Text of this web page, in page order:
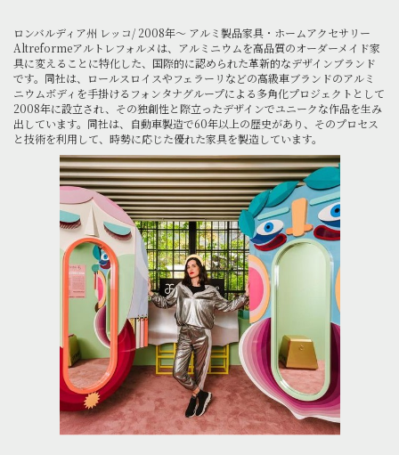
ロンバルディア州 レッコ/ 2008年～ アルミ製品家具・ホームアクセサリー
Altreformeアルトレフォルメは、アルミニウムを高品質のオーダーメイド家
具に変えることに特化した、国際的に認められた革新的なデザインブランド
です。同社は、ロールスロイスやフェラーリなどの高級車ブランドのアルミ
ニウムボディを手掛けるフォンタナグループによる多角化プロジェクトとして
2008年に設立され、その独創性と際立ったデザインでユニークな作品を生み
出しています。同社は、自動車製造で60年以上の歴史があり、そのプロセス
と技術を利用して、時勢に応じた優れた家具を製造しています。